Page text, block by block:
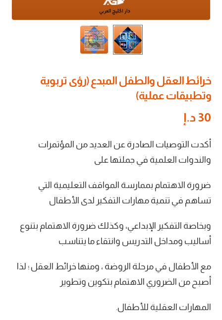
خرائط العقل والطفل المبدع (رؤى تربوية
وتطبيقات عملية)
30 د.إ
أكدت التوصيات الصادرة عن العديد من المؤتمرات
والندوات العلمية في جملتها على
ضرورة الاهتمام بممارسة المواقف التعليمية التي
تساهم في تنمية مهارات التفكير لدى الأطفال
وبخاصة التفكير الإبداعي، وكذلك ضرورة الاهتمام بتنوع
أساليب ومداخل التدريس وانتقاء ما يتناسب
مع الأطفال في مرحلة الروضة ، ومنها خرائط العقل ؛ لذا
أصبح من الضروري الاهتمام بتكوين وتطوير
المهارات العقلية للأطفال.